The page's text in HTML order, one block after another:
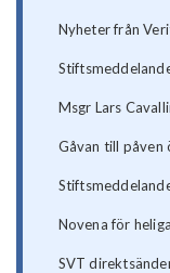
Nyheter från
Msgr Lars
Gåvan till påven
Novena för
SVT